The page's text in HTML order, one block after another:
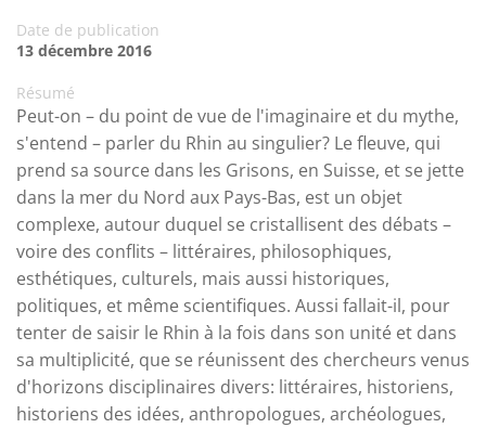
Date de publication
13 décembre 2016
Résumé
Peut-on – du point de vue de l'imaginaire et du mythe,
s'entend – parler du Rhin au singulier? Le fleuve, qui
prend sa source dans les Grisons, en Suisse, et se jette
dans la mer du Nord aux Pays-Bas, est un objet
complexe, autour duquel se cristallisent des débats –
voire des conflits – littéraires, philosophiques,
esthétiques, culturels, mais aussi historiques,
politiques, et même scientifiques. Aussi fallait-il, pour
tenter de saisir le Rhin à la fois dans son unité et dans
sa multiplicité, que se réunissent des chercheurs venus
d'horizons disciplinaires divers: littéraires, historiens,
historiens des idées, anthropologues, archéologues,